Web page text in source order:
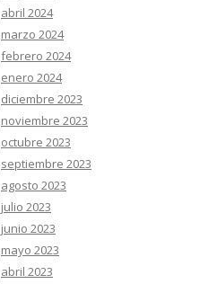
abril 2024
marzo 2024
febrero 2024
enero 2024
diciembre 2023
noviembre 2023
octubre 2023
septiembre 2023
agosto 2023
julio 2023
junio 2023
mayo 2023
abril 2023